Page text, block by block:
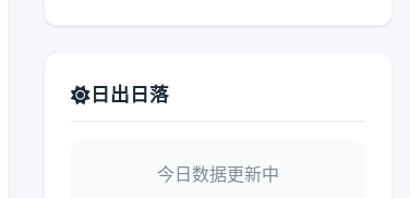
日出日落
今日数据更新中